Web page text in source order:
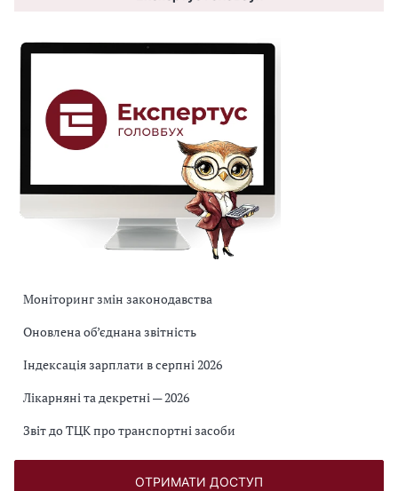
Моніторинг змін законодавства
Оновлена об’єднана звітність
Індексація зарплати в серпні 2026
Лікарняні та декретні — 2026
Звіт до ТЦК про транспортні засоби
ОТРИМАТИ ДОСТУП